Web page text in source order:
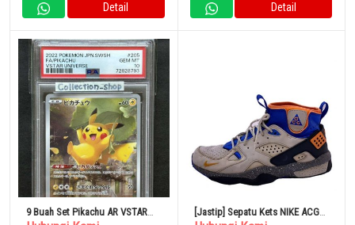
Detail Detail
9 Buah Set Pikachu AR VSTAR
[Jastip] Sepatu Kets NIKE ACG